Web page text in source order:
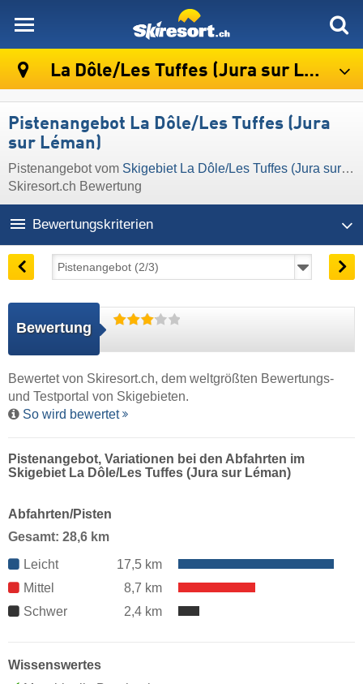
La Dôle/​Les Tuffes (Jura sur Léman)
Pistenangebot La Dôle/​Les Tuffes (Jura
sur Léman)
Pistenangebot vom Skigebiet La Dôle/​Les Tuffes (Jura sur Léman)
Skiresort.ch Bewertung
Bewertungskriterien
Bewertung
Bewertet von Skiresort.ch, dem weltgrößten Bewertungs-
und Testportal von Skigebieten.
So wird bewertet
Pistenangebot, Variationen bei den Abfahrten im
Skigebiet La Dôle/​Les Tuffes (Jura sur Léman)
Abfahrten/Pisten
Gesamt: 28,6 km
Leicht
17,5 km
Mittel
8,7 km
Schwer
2,4 km
Wissenswertes